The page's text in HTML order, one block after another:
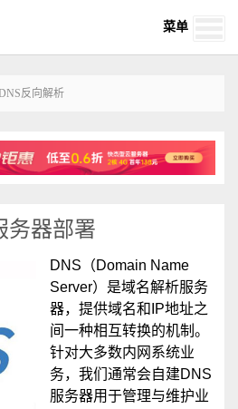
菜单
反向解析
务器部署
DNS（Domain Name
Server）是域名解析服务
器，提供域名和IP地址之
间一种相互转换的机制。
针对大多数内网系统业
务，我们通常会自建DNS
服务器用于管理与维护业